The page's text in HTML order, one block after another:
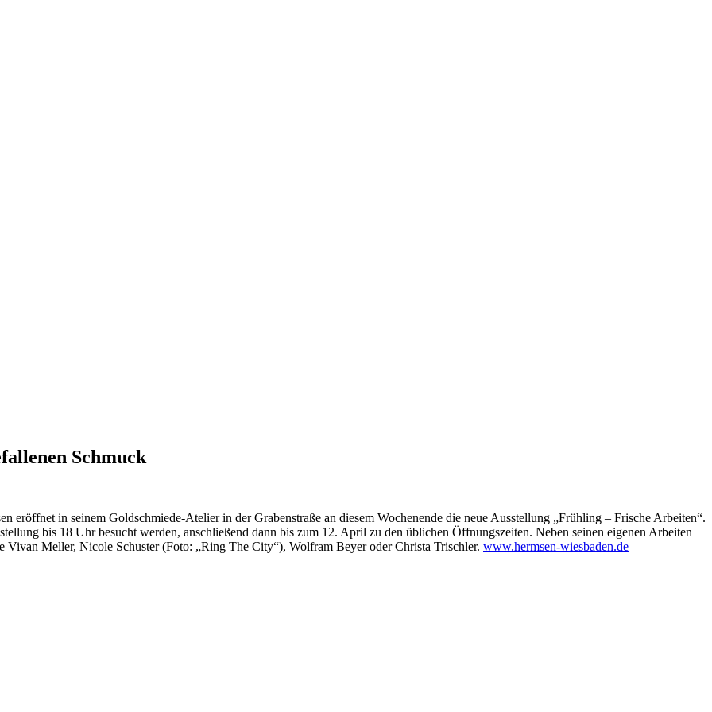
Schmuck
eröffnet in seinem Goldschmiede-Atelier in der Grabenstraße an diesem Wochenende die neue Ausstellung „Frühling – Frische Arbeiten“.
bis 18 Uhr besucht werden, anschließend dann bis zum 12. April zu den üblichen Öffnungszeiten. Neben seinen eigenen Arbeiten
Vivan Meller, Nicole Schuster (Foto: „Ring The City“), Wolfram Beyer oder Christa Trischler. www.hermsen-wiesbaden.de